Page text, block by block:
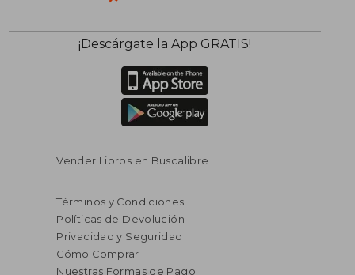
¡Descárgate la App GRATIS!
Vender Libros en Buscalibre
Términos y Condiciones
Políticas de Devolución
Privacidad y Seguridad
Cómo Comprar
Nuestras Formas de Pago